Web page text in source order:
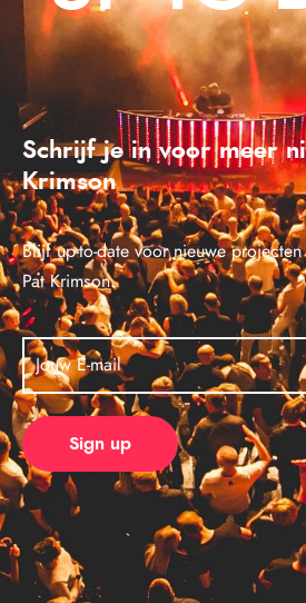
Schrijf je in voor meer
Krimson
Blijf up-to-date voor nieuwe projecten
Pat Krimson.